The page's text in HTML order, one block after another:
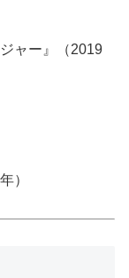
ャー』（2019
）